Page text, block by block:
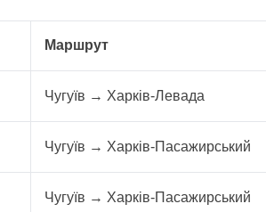
Маршрут
Чугуїв → Харків-Левада
Чугуїв → Харків-Пасажирський
Чугуїв → Харків-Пасажирський